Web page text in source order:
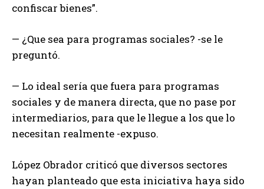
confiscar bienes”.
— ¿Que sea para programas sociales? -se le
preguntó.
— Lo ideal sería que fuera para programas
sociales y de manera directa, que no pase por
intermediarios, para que le llegue a los que lo
necesitan realmente -expuso.
López Obrador criticó que diversos sectores
hayan planteado que esta iniciativa haya sido